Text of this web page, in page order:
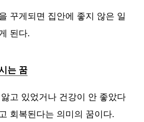
꾸게되면 집안에 좋지 않은 일
된다.
는 꿈
고 있었거나 건강이 안 좋았다
회복된다는 의미의 꿈이다.